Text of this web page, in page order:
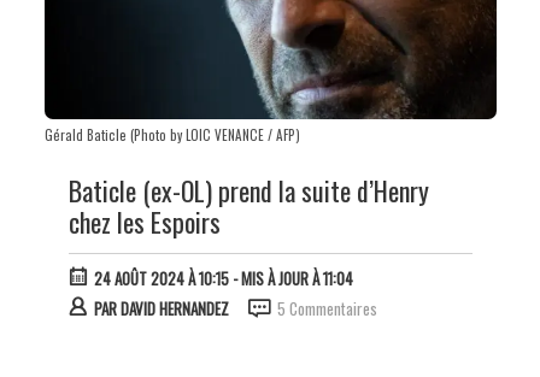
Gérald Baticle (Photo by LOIC VENANCE / AFP)
Baticle (ex-OL) prend la suite d’Henry
chez les Espoirs
24 AOÛT 2024 À 10:15- MIS À JOUR À 11:04
PARDAVID HERNANDEZ 5 Commentaires